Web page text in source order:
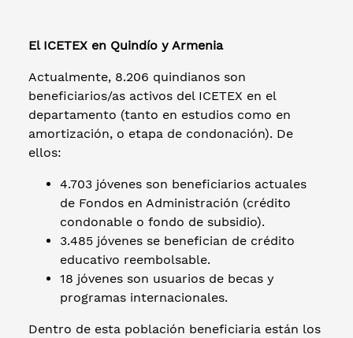
El ICETEX en Quindío y Armenia
Actualmente, 8.206 quindianos son
beneficiarios/as activos del ICETEX en el
departamento (tanto en estudios como en
amortización, o etapa de condonación). De
ellos:
4.703 jóvenes son beneficiarios actuales
de Fondos en Administración (crédito
condonable o fondo de subsidio).
3.485 jóvenes se benefician de crédito
educativo reembolsable.
18 jóvenes son usuarios de becas y
programas internacionales.
Dentro de esta población beneficiaria están los